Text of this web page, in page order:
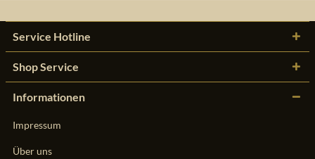
Service Hotline
Shop Service
Informationen
Impressum
Über uns